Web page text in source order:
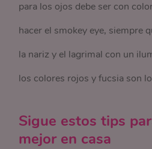
para los ojos debe ser con
hacer el smokey eye, siempre
la nariz y el lagrimal con un
los colores rojos y fucsia son
Sigue estos tips
mejor en casa